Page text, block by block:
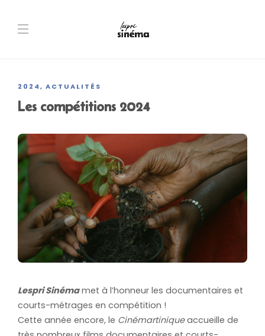
2024 , ACTUALITÉS
Les compétitions 2024
Lespri Sinémamet à l’honneur les documentaires et
courts-métrages en compétition !
Cette année encore, le Cinémartiniqueaccueille de